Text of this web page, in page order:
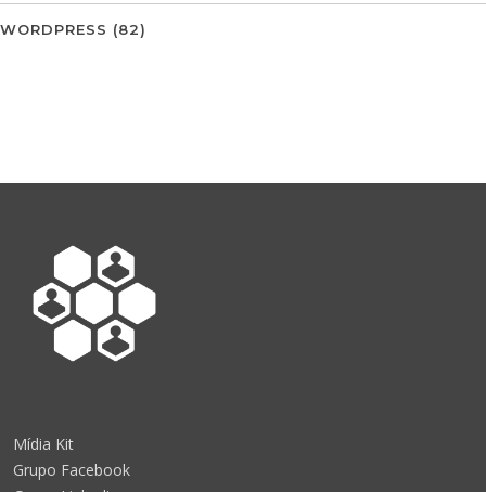
WORDPRESS (82)
Mídia Kit
Grupo Facebook